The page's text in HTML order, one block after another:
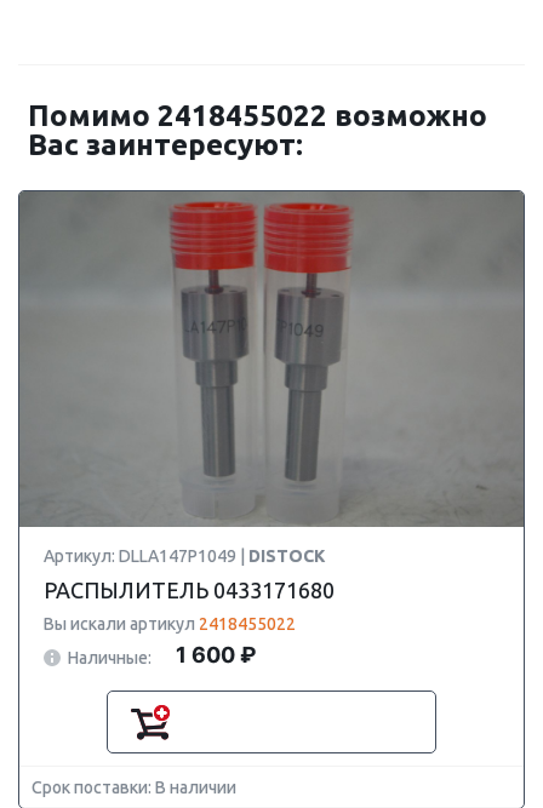
Помимо 2418455022 возможно
Вас заинтересуют:
Артикул: DLLA147P1049 | DISTOCK
РАСПЫЛИТЕЛЬ 0433171680
Вы искали артикул 2418455022
Наличные:
1 600 ₽
Срок поставки: В наличии